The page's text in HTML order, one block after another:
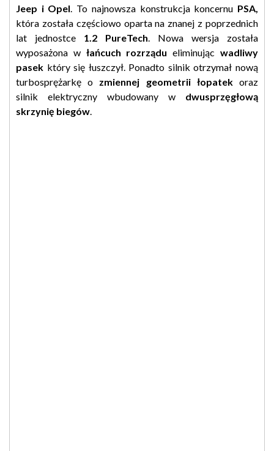
Jeep i Opel
To najnowsza konstrukcja koncernu PSA,
która została częściowo oparta na znanej z poprzednich
lat jednostce 1.2 PureTech . Nowa wersja została
wyposażona w łańcuch rozrządu eliminując wadliwy
pasek który się łuszczył. Ponadto silnik otrzymał nową
turbosprężarkę o zmiennej geometrii łopatekoraz
silnik elektryczny wbudowany w dwusprzęgłową
skrzynię biegów